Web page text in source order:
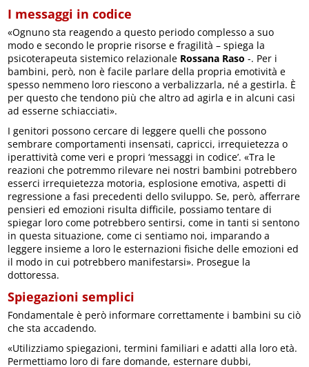
I messaggi in codice
«Ognuno sta reagendo a questo periodo complesso a suo
modo e secondo le proprie risorse e fragilità – spiega la
psicoterapeuta sistemico relazionale Rossana Raso -. Per i
bambini, però, non è facile parlare della propria emotività e
spesso nemmeno loro riescono a verbalizzarla, né a gestirla. È
per questo che tendono più che altro ad agirla e in alcuni casi
ad esserne schiacciati».
I genitori possono cercare di leggere quelli che possono
sembrare comportamenti insensati, capricci, irrequietezza o
iperattività come veri e propri ‘messaggi in codice’. «Tra le
reazioni che potremmo rilevare nei nostri bambini potrebbero
esserci irrequietezza motoria, esplosione emotiva, aspetti di
regressione a fasi precedenti dello sviluppo. Se, però, afferrare
pensieri ed emozioni risulta difficile, possiamo tentare di
spiegar loro come potrebbero sentirsi, come in tanti si sentono
in questa situazione, come ci sentiamo noi, imparando a
leggere insieme a loro le esternazioni fisiche delle emozioni ed
il modo in cui potrebbero manifestarsi». Prosegue la
dottoressa.
Spiegazioni semplici
Fondamentale è però informare correttamente i bambini su ciò
che sta accadendo.
«Utilizziamo spiegazioni, termini familiari e adatti alla loro età.
Permettiamo loro di fare domande, esternare dubbi,